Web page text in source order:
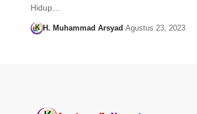
Hidup…
H. Muhammad Arsyad Agustus 23, 2023